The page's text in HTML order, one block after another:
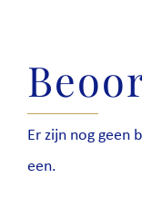
Er zijn nog geen
een.